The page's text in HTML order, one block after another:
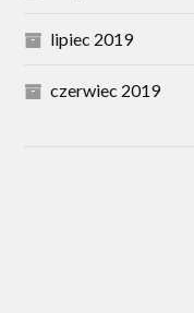
lipiec 2019
czerwiec 2019